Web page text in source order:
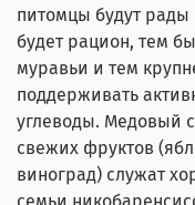
питомцы будут
будет рацион, тем
муравьи и тем
поддерживать
углеводы. Медовый
свежих фруктов
виноград) служат